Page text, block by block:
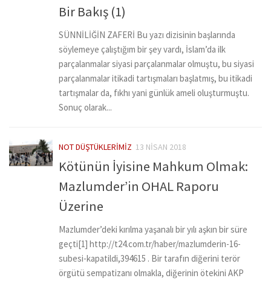
Bir Bakış (1)
SÜNNİLİĞİN ZAFERİ Bu yazı dizisinin başlarında
söylemeye çalıştığım bir şey vardı, İslam’da ilk
parçalanmalar siyasi parçalanmalar olmuştu, bu siyasi
parçalanmalar itikadi tartışmaları başlatmış, bu itikadi
tartışmalar da, fıkhı yani günlük ameli oluşturmuştu.
Sonuç olarak...
NOT DÜŞTÜKLERIMIZ 13 NISAN 2018
Kötünün İyisine Mahkum Olmak:
Mazlumder’in OHAL Raporu
Üzerine
Mazlumder’deki kırılma yaşanalı bir yılı aşkın bir süre
geçti[1] http://t24.com.tr/haber/mazlumderin-16-
subesi-kapatildi,394615 . Bir tarafın diğerini terör
örgütü sempatizanı olmakla, diğerinin ötekini AKP